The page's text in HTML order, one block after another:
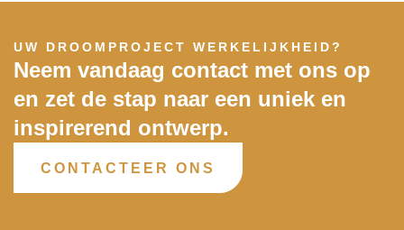
UW DROOMPROJECT WERKELIJKHEID?
Neem vandaag contact met ons op
en zet de stap naar een uniek en
inspirerend ontwerp.
CONTACTEER ONS